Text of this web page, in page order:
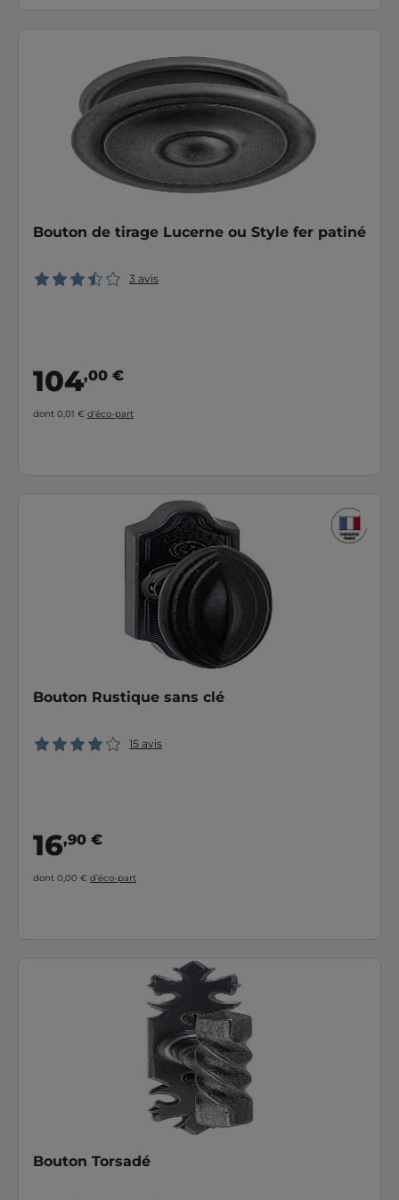
Bouton de tirage Lucerne ou Style fer patiné
3 avis
104,00 €
dont 0,01 € d’éco-part
Bouton Rustique sans clé
15 avis
16,90 €
dont 0,00 € d’éco-part
Bouton Torsadé